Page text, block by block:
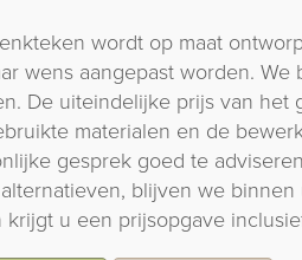
wordt op maat
wens aangepast worden.
De uiteindelijke prijs van het
materialen en de
gesprek goed te
blijven we
u een prijsopgave